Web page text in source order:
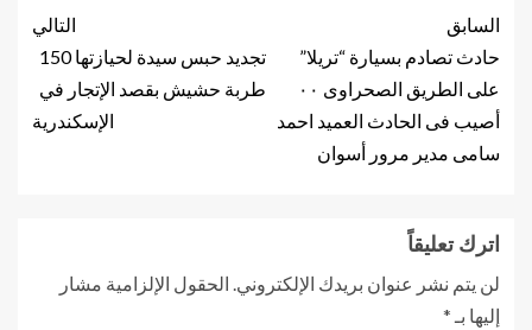
السابق
حادث تصادم بسيارة “تريلا”
على الطريق الصحراوى ٠٠
أصيب فى الحادث العميد احمد
سامى مدير مرور أسوان
التالي
تجديد حبس سيدة لحيازتها 150
طربة حشيش بقصد الإتجار في
الإسكندرية
اترك تعليقاً
لن يتم نشر عنوان بريدك الإلكتروني. الحقول الإلزامية مشار
إليها بـ *